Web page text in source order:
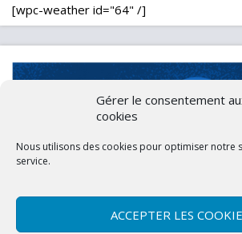
Gérer le consentement
cookies
Nous utilisons des cookies pour optimiser notre
service.
ACCEPTER LES
[wpc-weather id="64" /]